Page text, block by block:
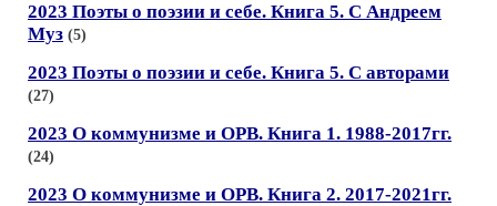
2023 Поэты о поэзии и себе. Книга 5. С Андреем
Муз (5)
2023 Поэты о поэзии и себе. Книга 5. С авторами
(27)
2023 О коммунизме и ОРВ. Книга 1. 1988-2017гг.
(24)
2023 О коммунизме и ОРВ. Книга 2. 2017-2021гг.